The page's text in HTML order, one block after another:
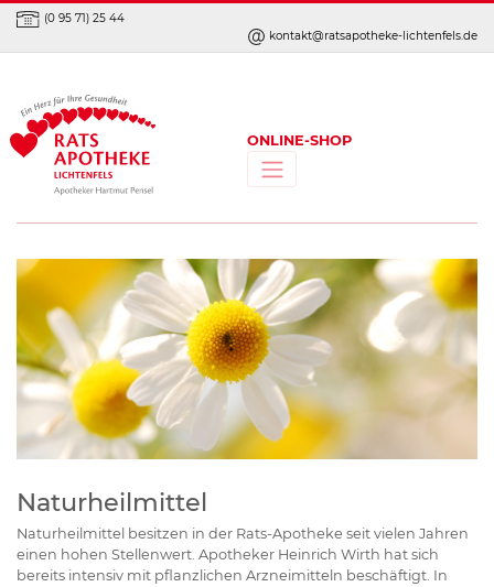
(0 95 71) 25 44
kontakt@ratsapotheke-lichtenfels.de
ONLINE-SHOP
Naturheilmittel
Naturheilmittel besitzen in der Rats-Apotheke seit vielen Jahren
einen hohen Stellenwert. Apotheker Heinrich Wirth hat sich
bereits intensiv mit pflanzlichen Arzneimitteln beschäftigt. In